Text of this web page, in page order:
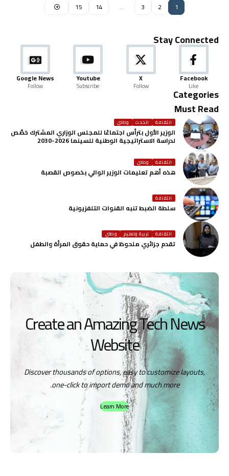
1
2
3
…
14
15
Stay Connected
Facebook
Like
X
Follow
Youtube
Subscribe
Google News
Follow
Categories
Must Read
الثقافة الحدث وطني
الوزير الأول بترأس اجتماعًا للمجلس الوزاري المشترك خصّص
لدراسة الاستراتيجية الوطنية للسينما 2026-2030
الثقافة وطني
هذه أهم تعليمات الوزير الوالي بخصوص القصبة
الثقافة
سلطة الضبط تنبه القنوات التلفزيونية
الثقافة تربية وتعليم وطني
تقدم جزائري ملحوظ في حماية حقوق المرأة والطفل
Create an Amazing Tech News
Website
Discover thousands of options, easy to customize layouts,
one-click to import demo and much more.
Learn More